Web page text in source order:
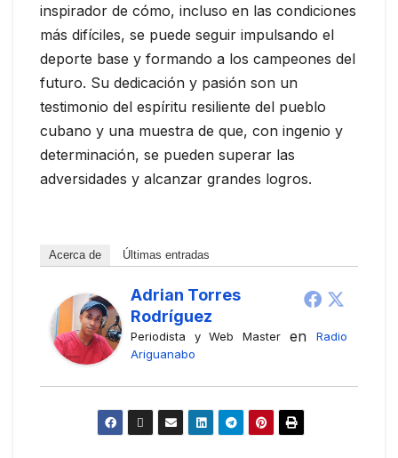
inspirador de cómo, incluso en las condiciones
más difíciles, se puede seguir impulsando el
deporte base y formando a los campeones del
futuro. Su dedicación y pasión son un
testimonio del espíritu resiliente del pueblo
cubano y una muestra de que, con ingenio y
determinación, se pueden superar las
adversidades y alcanzar grandes logros.
Acerca de Últimas entradas
Adrian Torres
Rodríguez
Periodista y Web MasterenRadio
Ariguanabo